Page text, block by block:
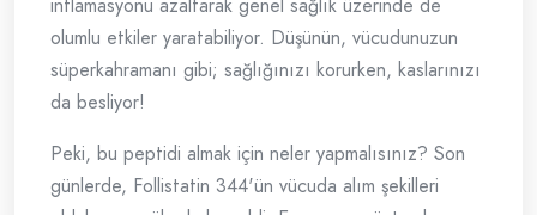
inflamasyonu azaltarak genel sağlık üzerinde de
olumlu etkiler yaratabiliyor. Düşünün, vücudunuzun
süperkahramanı gibi; sağlığınızı korurken, kaslarınızı
da besliyor!
Peki, bu peptidi almak için neler yapmalısınız? Son
günlerde, Follistatin 344'ün vücuda alım şekilleri